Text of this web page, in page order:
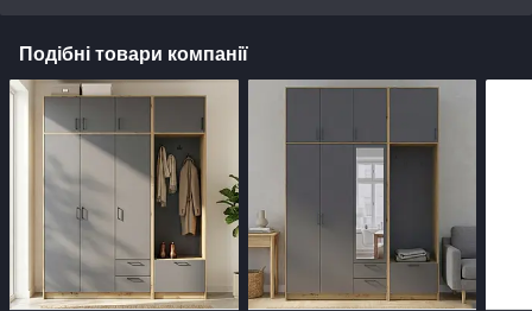
Подібні товари компанії